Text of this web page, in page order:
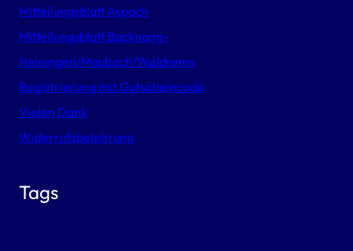
Mitteilungsblatt Aspach
Mitteilungsblatt Backnang-
Heiningen/Maubach/Waldrems
Registrierung mit Gutscheincode
Vielen Dank
Widerrufsbelehrung
Tags